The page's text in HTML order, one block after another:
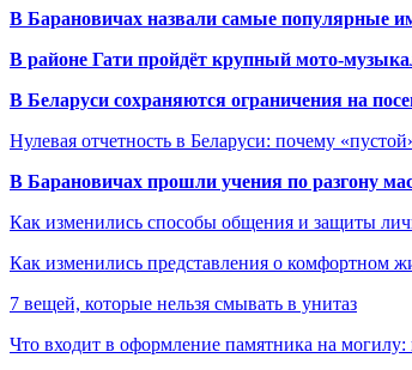
В Барановичах назвали самые популярные
В районе Гати пройдёт крупный мото-
В Беларуси сохраняются ограничения на
Нулевая отчетность в Беларуси: почему
В Барановичах прошли учения по разгону
Как изменились способы общения и защиты
Как изменились представления о комфортном
7 вещей, которые нельзя смывать в унитаз
Что входит в оформление памятника на могилу: